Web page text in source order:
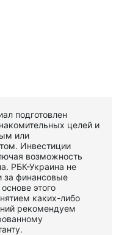
подготовлен
целей и
или
Инвестиции
возможность
РБК-Украина не
за финансовые
этого
каких-либо
рекомендуем